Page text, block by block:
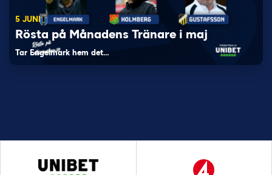
5 JUNI
Rösta på Månadens Tränare i maj
Tar Engelmark hem det…